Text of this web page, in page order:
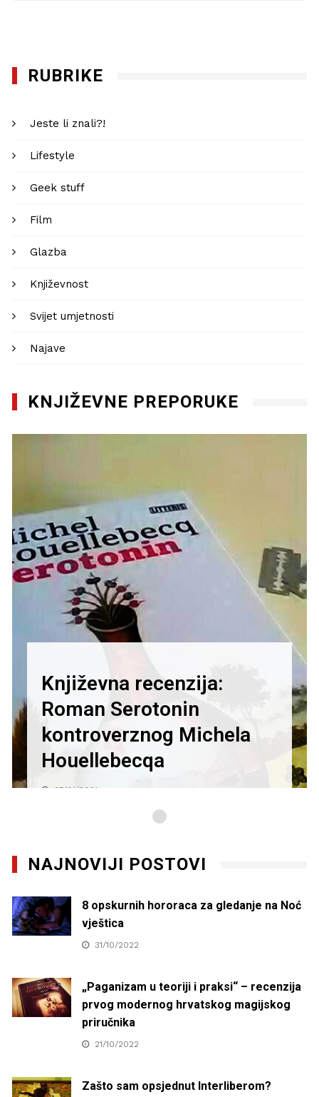
RUBRIKE
Jeste li znali?!
Lifestyle
Geek stuff
Film
Glazba
Književnost
Svijet umjetnosti
Najave
KNJIŽEVNE PREPORUKE
Književna recenzija:
Roman Serotonin
kontroverznog Michela
Houellebecqa
27/01/2021
NAJNOVIJI POSTOVI
8 opskurnih hororaca za gledanje na Noć
vještica
31/10/2022
„Paganizam u teoriji i praksi“ – recenzija
prvog modernog hrvatskog magijskog
priručnika
21/10/2022
Zašto sam opsjednut Interliberom?